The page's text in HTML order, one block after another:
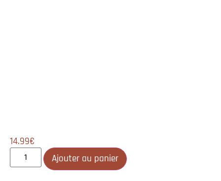
14.99€
Ajouter au panier